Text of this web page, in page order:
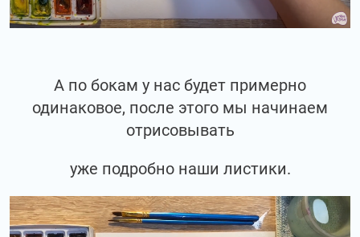
А по бокам у нас будет примерно
одинаковое, после этого мы начинаем
отрисовывать
уже подробно наши листики.